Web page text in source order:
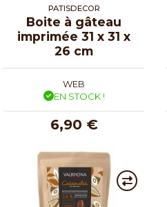
PATISDECOR
Boite à gâteau
imprimée 31 x 31 x
26 cm
WEB
EN STOCK !
6,90 €